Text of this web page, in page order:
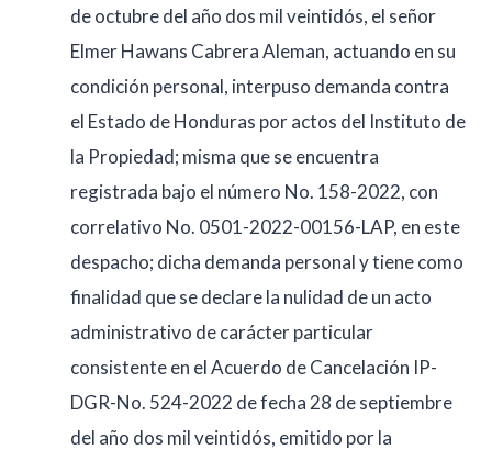
de octubre del año dos mil veintidós, el señor
Elmer Hawans Cabrera Aleman, actuando en su
condición personal, interpuso demanda contra
el Estado de Honduras por actos del Instituto de
la Propiedad; misma que se encuentra
registrada bajo el número No. 158-2022, con
correlativo No. 0501-2022-00156-LAP, en este
despacho; dicha demanda personal y tiene como
finalidad que se declare la nulidad de un acto
administrativo de carácter particular
consistente en el Acuerdo de Cancelación IP-
DGR-No. 524-2022 de fecha 28 de septiembre
del año dos mil veintidós, emitido por la